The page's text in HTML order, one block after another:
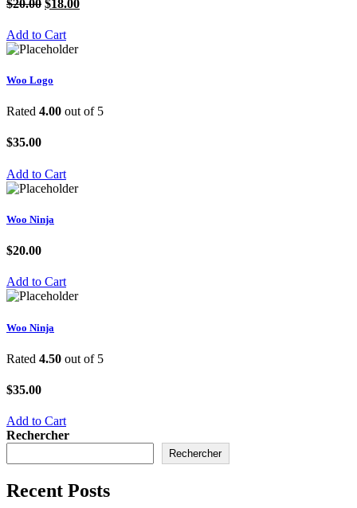
$20.00 $18.00
Add to Cart
Woo Logo
Rated 4.00 out of 5
$35.00
Add to Cart
Woo Ninja
$20.00
Add to Cart
Woo Ninja
Rated 4.50 out of 5
$35.00
Add to Cart
Rechercher
Rechercher
Recent Posts